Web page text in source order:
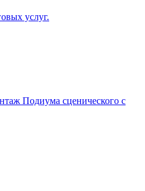
услуг.
Подиума сценического с